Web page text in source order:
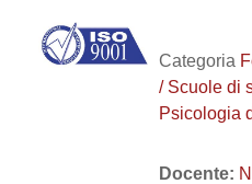
Categoria
/ Scuole di
Psicologia
Docente: